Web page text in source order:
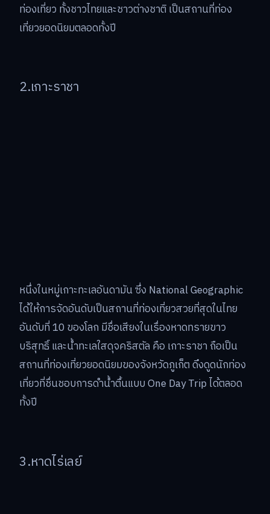
ท่องเที่ยว ทั้งชาวไทยและชาวต่างชาติ เป็นสถานที่ท่อง
เที่ยวยอดนิยมตลอดทั้งปี
2.เกาะราชา
หนึ่งในหมู่เกาะทะเลอันดามัน ซึ่ง National Geographic
ได้ให้การจัดอันดับเป็นสถานที่ท่องเที่ยวสวยที่สุดในไทย
อันดับที่ 10 ของโลก มีชื่อเสียงในเรื่องหาดทรายขาว
บริสุทธิ์ และน้ำทะเลใสดุจคริสตัล คือ เกาะราชา ถือเป็น
สถานที่ท่องเที่ยวยอดนิยมของจังหวัดภูเก็ต ดึงดูดนักท่อง
เที่ยวที่ชื่นชอบการดำน้ำตื้นแบบ One Day Trip ได้ตลอด
ทั้งปี
3.หาดไร่เลย์